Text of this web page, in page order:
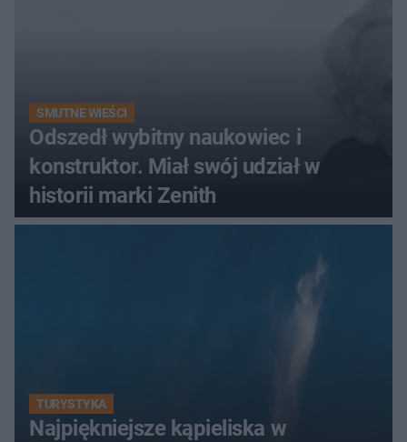
SMUTNE WIEŚCI
Odszedł wybitny naukowiec i
konstruktor. Miał swój udział w
historii marki Zenith
TURYSTYKA
Najpiękniejsze kąpieliska w